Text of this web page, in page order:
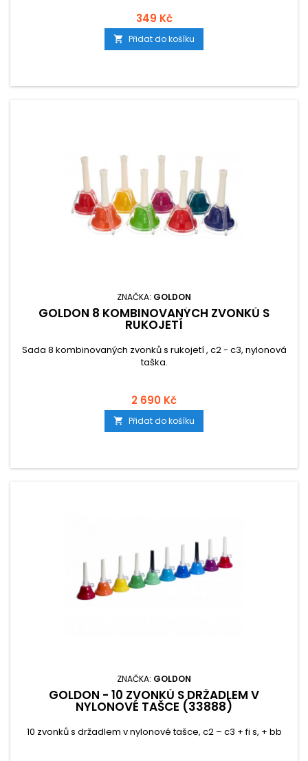
349 Kč
 Přidat do košíku
ZNAČKA: GOLDON
GOLDON 8 KOMBINOVANÝCH ZVONKŮ S
RUKOJETÍ
Sada 8 kombinovaných zvonků s rukojetí , c2 - c3, nylonová
taška.
2 690 Kč
 Přidat do košíku
ZNAČKA: GOLDON
GOLDON - 10 ZVONKŮ S DRŽADLEM V
NYLONOVÉ TAŠCE (33888)
10 zvonků s držadlem v nylonové tašce, c2 – c3 + fi s, + bb